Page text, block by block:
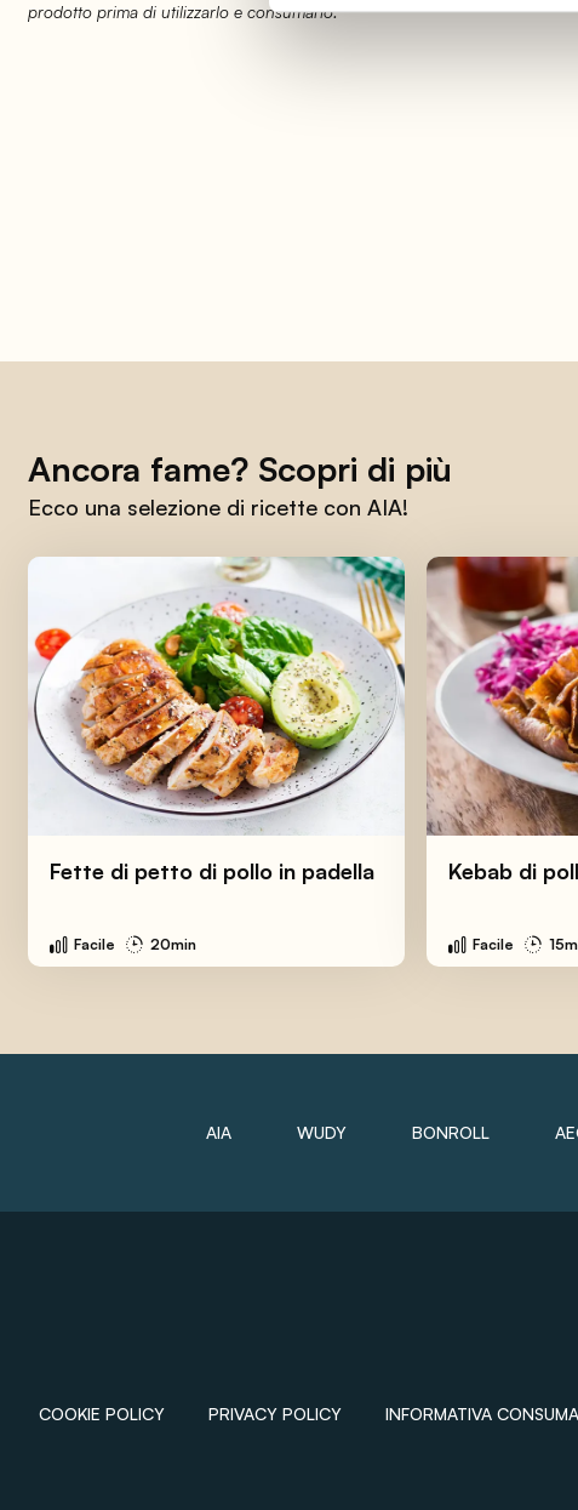
prodotto prima di utilizzarlo e consumarlo.
Ancora fame? Scopri di più
Ecco una selezione di ricette con AIA!
Fette di petto di pollo in padella
Facile 20min
Kebab di
Facile
AIA WUDY BONROLL
COOKIE POLICY PRIVACY POLICY INFORMATIVA